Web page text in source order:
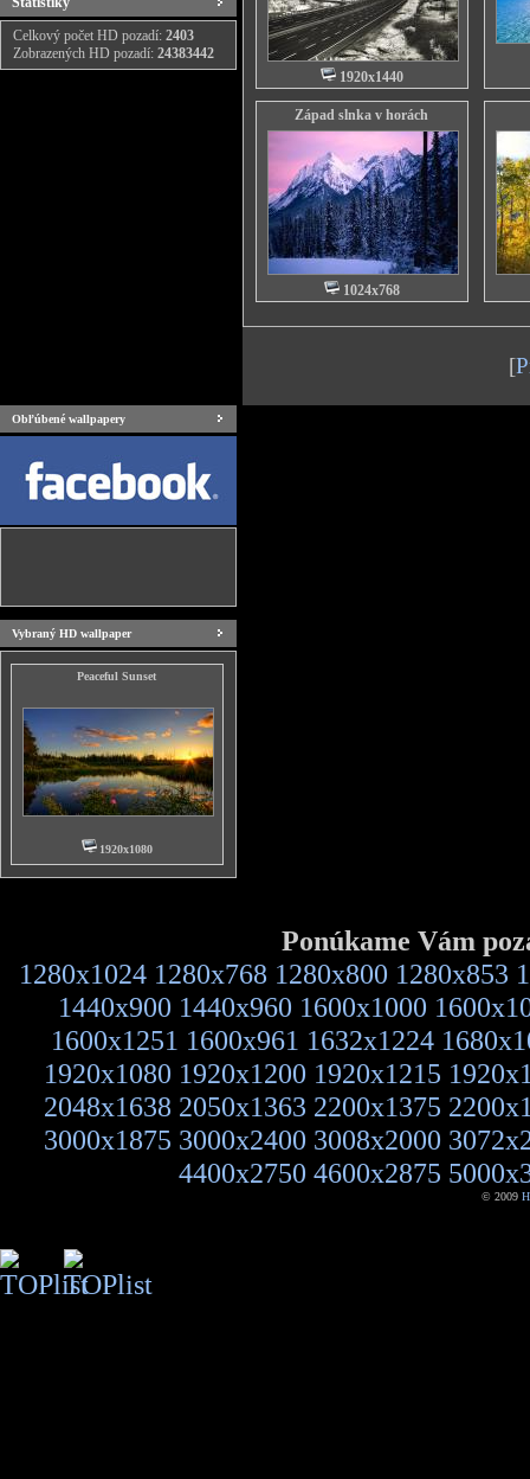
Celkový počet HD pozadí: 2403
Zobrazených HD pozadí: 24383442
1920x1440
Západ slnka v horách
1024x768
[
Obľúbené wallpapery
Vybraný HD wallpaper
Peaceful Sunset
1920x1080
Ponúkame Vám
1280x1024 1280x768 1280x800 1280x853
1440x900 1440x960 1600x1000
1600x1251 1600x961 1632x1224
1920x1080 1920x1200 1920x1215
2048x1638 2050x1363 2200x1375
3000x1875 3000x2400 3008x2000
4400x2750 4600x2875
© 2009